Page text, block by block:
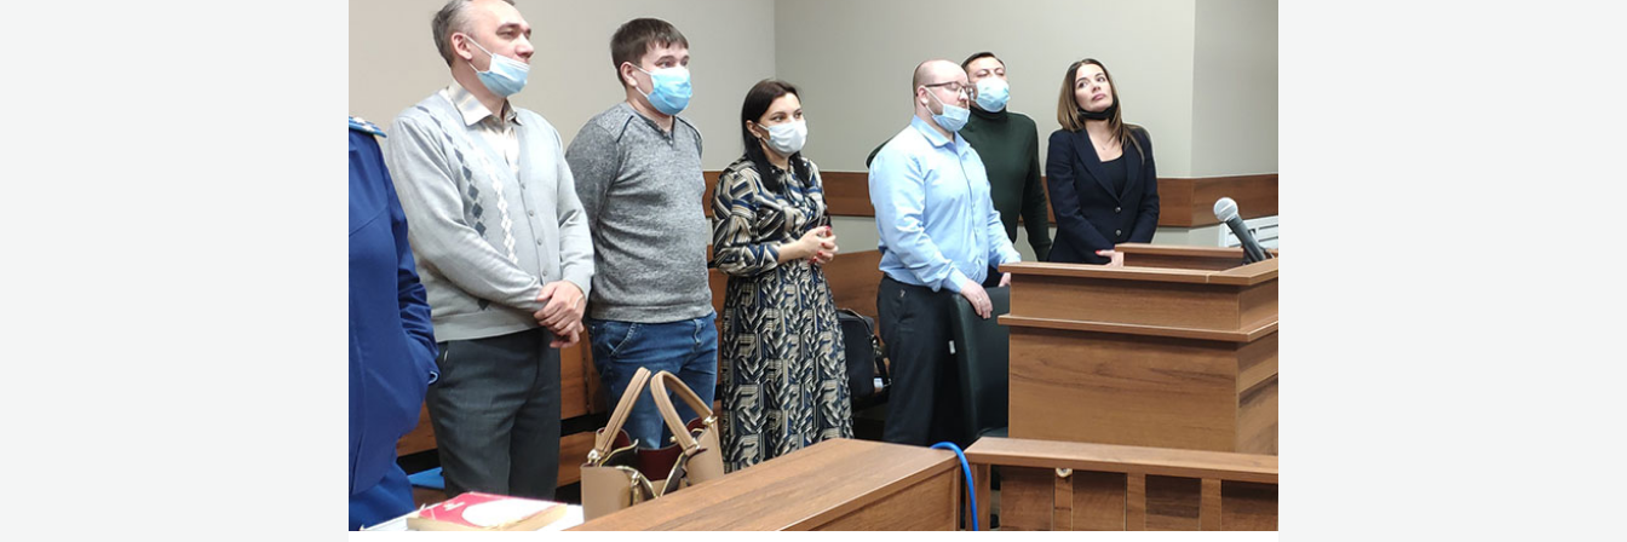
спасательную службу при МЧС РТ — это некоммерческая структура, созданная еще
в 1995 году, которой дозволено оказывать услуги по обслуживанию различных
объектов. Доходы от такой «договорной» деятельности на отдельных объектах
(аварийно-спасательные работы в зонах ЧС, спасательные операции, тушение пожаров
и пр.) должны были идти в бюджет. Но, как выяснило следствие, не позднее января
2013 года «неустановленное лицо» организовало хищение этих доходов, к чему якобы
был привлечен Насибуллин, поставленный руководить ПСС в декабре 2014-го. Схема
была устроена просто: создавалась «бумажная» фирма «ОДС РТ», которая заключала
контракты с другими компаниями на оказание им аварийно-спасательных услуг,
но по факту эти договоры отрабатывали спасатели государственной ПСС. По версии
следствия, Насибуллин руководил, помимо своей официальной должности, ОДС РТ,
хотя «номинальными директорами» там были иные — сначала
не осведомлен о намерениях Насибуллина», потом Гимадиев, а за ним следом
Зиннатуллин.